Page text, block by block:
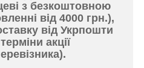
з безкоштовною
від 4000 грн.),
від Укрпошти
акції